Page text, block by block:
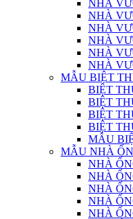
NHÀ
NHÀ
NHÀ
NHÀ
NHÀ
NHÀ
MẪU BIỆT
BIỆT
BIỆT
BIỆT
BIỆT
MẪU
MẪU NHÀ
NHÀ
NHÀ
NHÀ
NHÀ
NHÀ